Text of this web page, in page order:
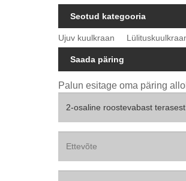
Seotud kategooria
Ujuv kuulkraan
Saada päring
Palun esitage oma päring